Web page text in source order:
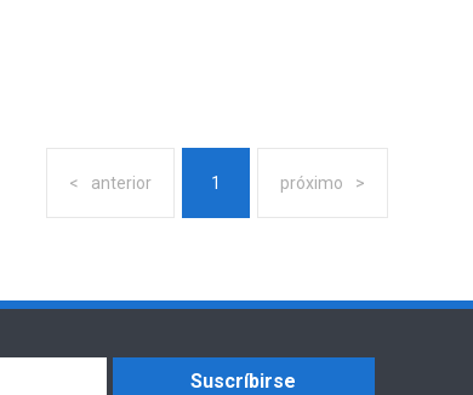
anterior 1 próximo
Suscríbirse